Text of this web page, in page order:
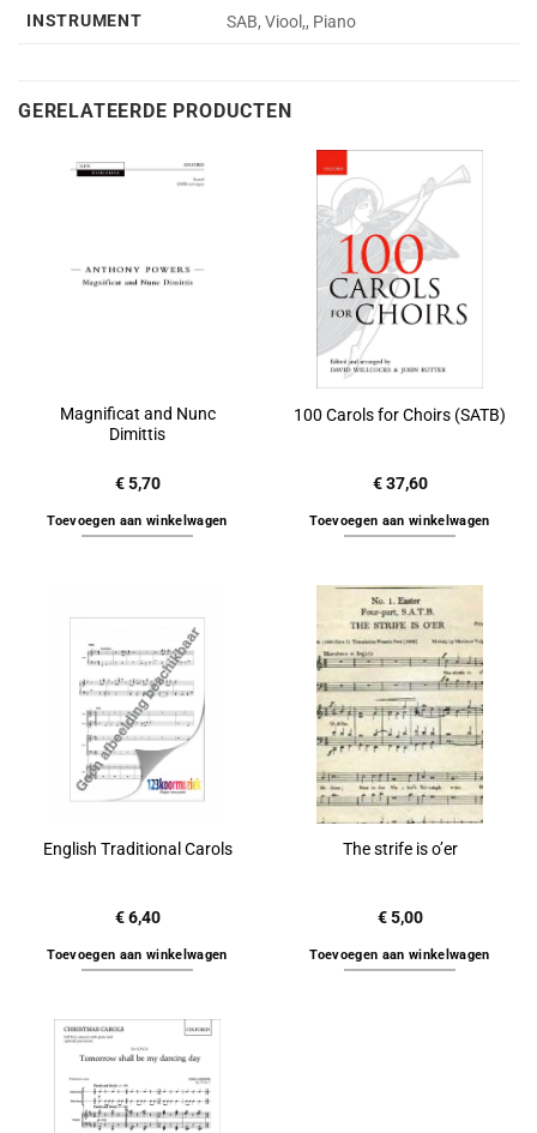
INSTRUMENT SAB, Viool,, Piano
GERELATEERDE PRODUCTEN
Magnificat and Nunc
Dimittis
€5,70
Toevoegen aan winkelwagen
100 Carols for Choirs (SATB)
€37,60
Toevoegen aan winkelwagen
English Traditional Carols
€6,40
Toevoegen aan winkelwagen
The strife is o’er
€5,00
Toevoegen aan winkelwagen